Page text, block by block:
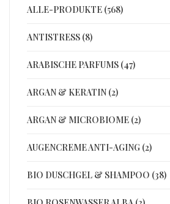
ALLE-PRODUKTE (568)
ANTISTRESS (8)
ARABISCHE PARFUMS (47)
ARGAN & KERATIN (2)
ARGAN & MICROBIOME (2)
AUGENCREME ANTI-AGING (2)
BIO DUSCHGEL & SHAMPOO (38)